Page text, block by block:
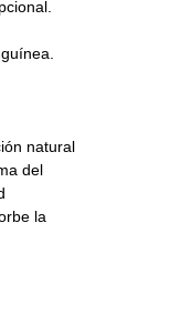
natural
del
la